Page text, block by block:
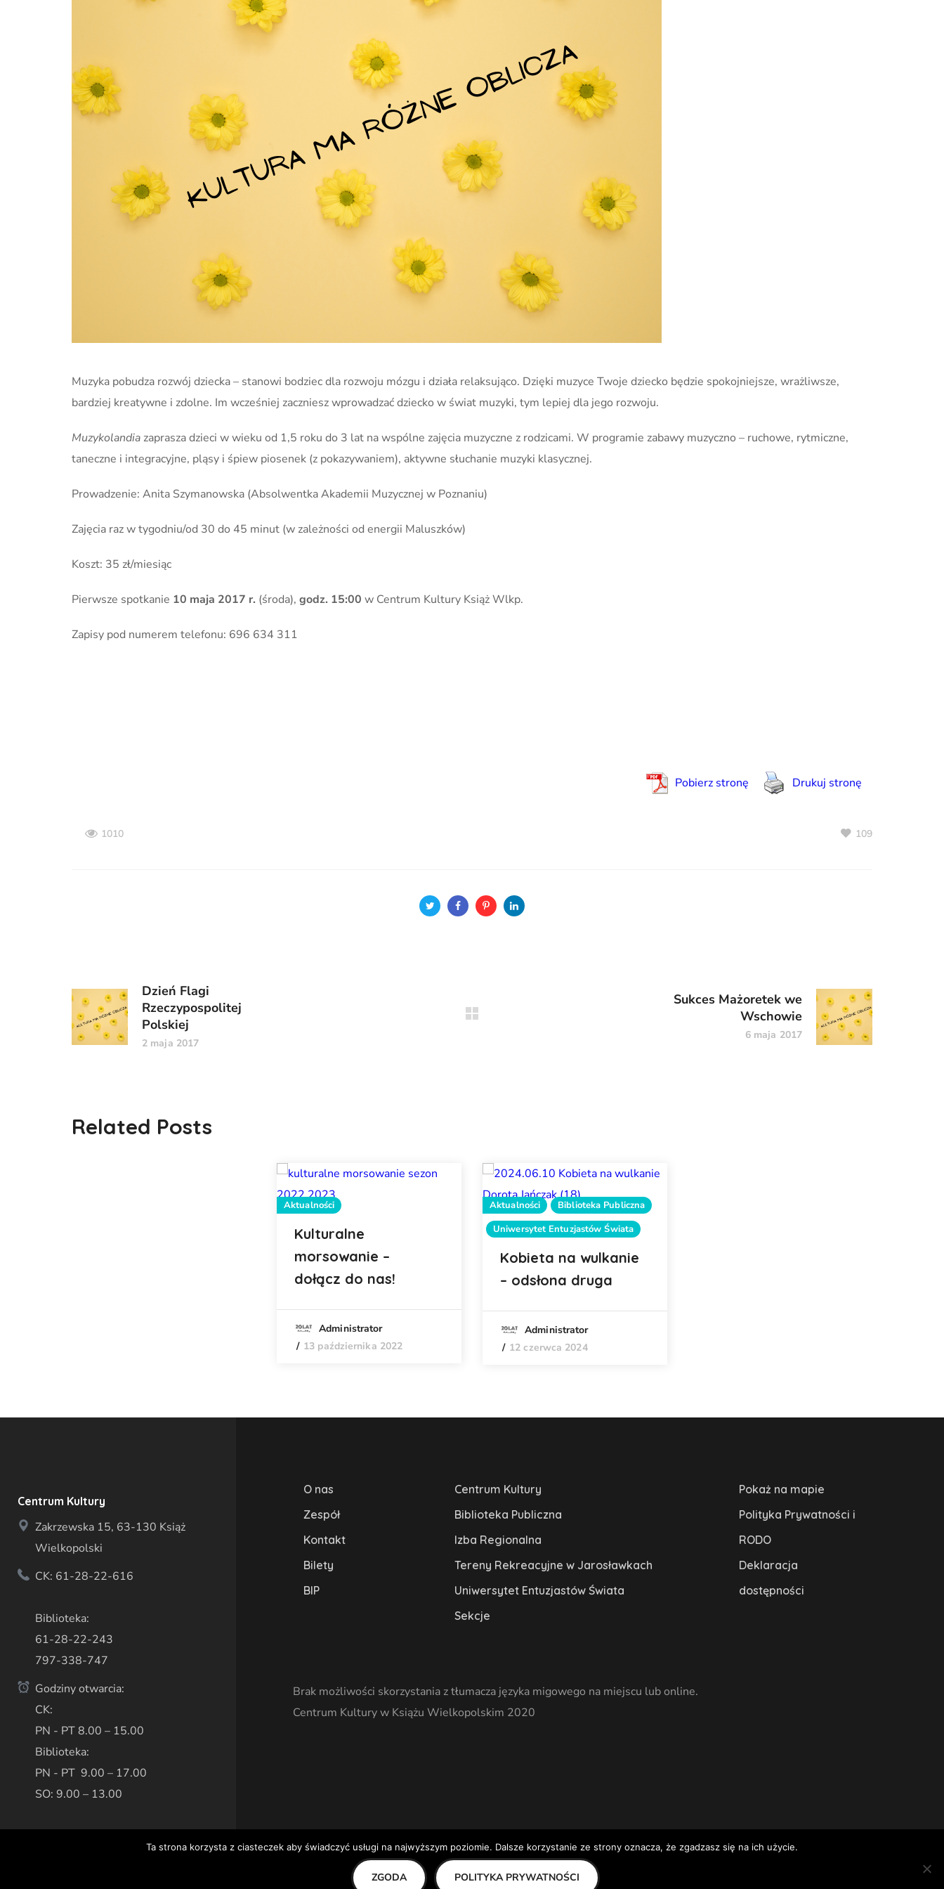
Muzyka pobudza rozwój dziecka – stanowi bodziec dla rozwoju mózgu i działa relaksująco. Dzięki muzyce Twoje dziecko będzie spokojniejsze, wrażliwsze,
bardziej kreatywne i zdolne. Im wcześniej zaczniesz wprowadzać dziecko w świat muzyki, tym lepiej dla jego rozwoju.
Muzykolandia zaprasza dzieci w wieku od 1,5 roku do 3 lat na wspólne zajęcia muzyczne z rodzicami. W programie zabawy muzyczno – ruchowe, rytmiczne,
taneczne i integracyjne, pląsy i śpiew piosenek (z pokazywaniem), aktywne słuchanie muzyki klasycznej.
Prowadzenie: Anita Szymanowska (Absolwentka Akademii Muzycznej w Poznaniu)
Zajęcia raz w tygodniu/od 30 do 45 minut (w zależności od energii Maluszków)
Koszt: 35 zł/miesiąc
Pierwsze spotkanie 10 maja 2017 r. (środa), godz. 15:00 w Centrum Kultury Książ Wlkp.
Zapisy pod numerem telefonu: 696 634 311
Pobierz stronę Drukuj stronę
1010 109
Dzień Flagi
Rzeczypospolitej
Polskiej
2 maja 2017
Sukces Mażoretek we
Wschowie
6 maja 2017
Related Posts
Aktualności
Kulturalne
morsowanie –
dołącz do nas!
Administrator
13 października 2022
Aktualności
Biblioteka Publiczna
Uniwersytet Entuzjastów Świata
Kobieta na wulkanie
– odsłona druga
Administrator
12 czerwca 2024
Centrum Kultury
Zakrzewska 15, 63-130 Książ
Wielkopolski
CK: 61-28-22-616
Biblioteka:
61-28-22-243
797-338-747
Godziny otwarcia:
CK:
PN - PT 8.00 – 15.00
Biblioteka:
PN - PT 9.00 – 17.00
SO: 9.00 – 13.00
O nas
Zespół
Kontakt
Bilety
BIP
Centrum Kultury
Biblioteka Publiczna
Izba Regionalna
Tereny Rekreacyjne w Jarosławkach
Uniwersytet Entuzjastów Świata
Sekcje
Pokaż na mapie
Polityka Prywatności i
RODO
Deklaracja
dostępności
Brak możliwości skorzystania z tłumacza języka migowego na miejscu lub online.
Centrum Kultury w Książu Wielkopolskim 2020
Ta strona korzysta z ciasteczek aby świadczyć usługi na najwyższym poziomie. Dalsze korzystanie ze strony oznacza, że zgadzasz się na ich użycie.
ZGODA POLITYKA PRYWATNOŚCI